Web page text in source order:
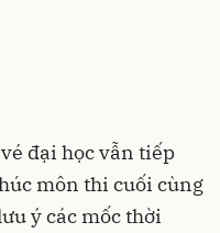
đại học vẫn tiếp
môn thi cuối cùng
ý các mốc thời